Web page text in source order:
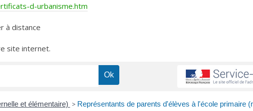
d-urbanisme.htm
à distance
site internet.
et élémentaire) > Représentants de parents d'élèves à l'école primaire